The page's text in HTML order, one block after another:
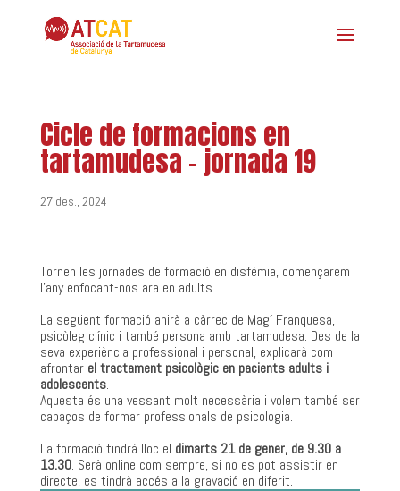
Cicle de formacions en
tartamudesa – jornada 19
27 des., 2024
Tornen les jornades de formació en disfèmia, començarem
l’any enfocant-nos ara en adults.
La següent formació anirà a càrrec de Magí Franquesa,
psicòleg clínic i també persona amb tartamudesa. Des de la
seva experiència professional i personal, explicarà com
afrontar el tractament psicològic en pacients adults i
adolescents.
Aquesta és una vessant molt necessària i volem també ser
capaços de formar professionals de psicologia.
La formació tindrà lloc el dimarts 21 de gener, de 9.30 a
13.30. Serà online com sempre, si no es pot assistir en
directe, es tindrà accés a la gravació en diferit.